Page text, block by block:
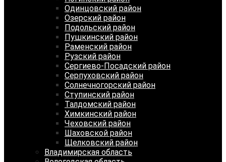
Одинцовский район
Озерский район
Подольский район
Пушкинский район
Раменский район
Рузский район
Сергиево-Посадский район
Серпуховский район
Солнечногорский район
Ступинский район
Талдомский район
Химкинский район
Чеховский район
Шаховской район
Щелковский район
Владимирская область